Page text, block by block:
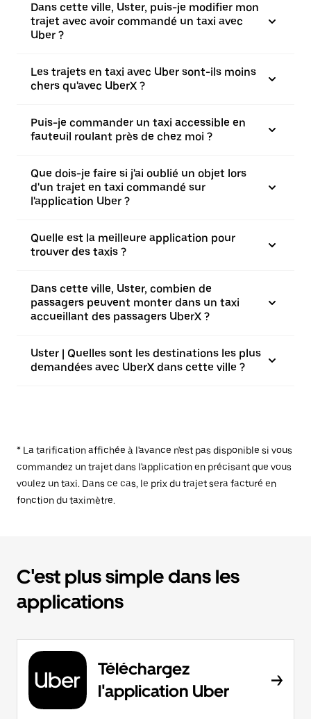
Dans cette ville, Uster, puis-je modifier mon
trajet avec avoir commandé un taxi avec
Uber ?
Les trajets en taxi avec Uber sont-ils moins
chers qu'avec UberX ?
Puis-je commander un taxi accessible en
fauteuil roulant près de chez moi ?
Que dois-je faire si j'ai oublié un objet lors
d'un trajet en taxi commandé sur
l'application Uber ?
Quelle est la meilleure application pour
trouver des taxis ?
Dans cette ville, Uster, combien de
passagers peuvent monter dans un taxi
accueillant des passagers UberX ?
Uster | Quelles sont les destinations les plus
demandées avec UberX dans cette ville ?
* La tarification affichée à l'avance n'est pas disponible si vous
commandez un trajet dans l'application en précisant que vous
voulez un taxi. Dans ce cas, le prix du trajet sera facturé en
fonction du taximètre.
C'est plus simple dans les
applications
Téléchargez
l'application Uber